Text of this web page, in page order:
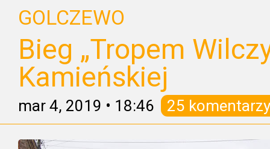
GOLCZEWO
Bieg „Tropem
Kamieńskiej
mar 4, 2019 • 18:46 25 komentarzy